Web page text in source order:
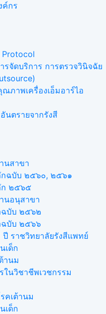
ค์กร
Protocol
จัดบริการ การตรวจวินิจฉัย
ภาพเครื่องเอ็มอาร์ไอ
นตรายจากรังสี
นสาขา
ฉบับ ๒๕๖๐, ๒๕๖๑
ก ๒๕๖๕
นอนุสาขา
บับ ๒๕๖๒
บับ ๒๕๖๖
ราชวิทยาลัยรังสีแพทย์
เด็ก
านม
นวิชาชีพเวชกรรม
คเต้านม
เด็ก